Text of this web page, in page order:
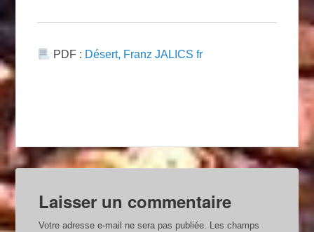
PDF : Désert, Franz JALICS fr
Laisser un commentaire
Votre adresse e-mail ne sera pas publiée. Les champs